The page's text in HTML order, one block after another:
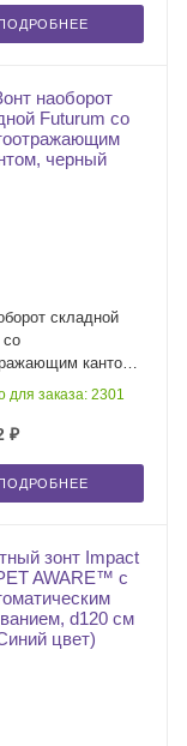
складной
со
кантом,
для заказа: 2301
₽